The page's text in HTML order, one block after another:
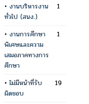
• งานบริหารงาน
ทั่วไป (สนง.)
1
• งานการศึกษา
พิเศษและความ
เสมอภาคทางการ
ศึกษา
1
•ไม่มีหน้าที่รับ
ผิดชอบ
19